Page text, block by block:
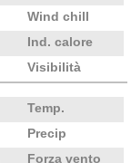
Wind chill
Ind. calore
Visibilità
Temp.
Precip
Forza vento